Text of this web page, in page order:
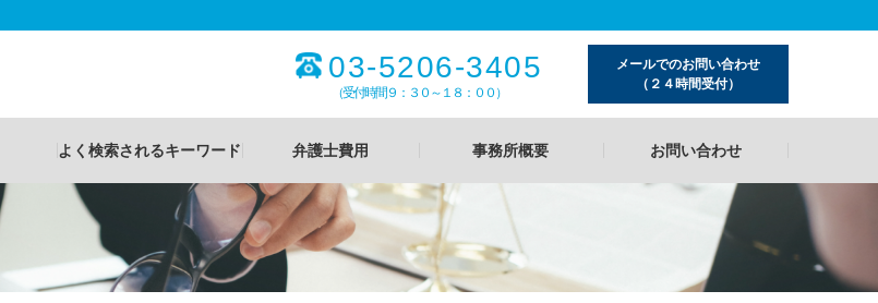
03-5206-3405
（受付時間９：３０～１８：００）
メールでのお問い合わせ
（２４時間受付）
よく検索されるキーワード 弁護士費用 事務所概要 お問い合わせ